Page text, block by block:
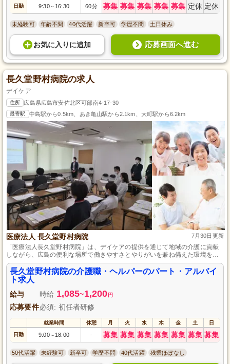
日勤 9:30～ 16:30 60分 募集 募集 募集 募集 募集 定休 定休
未経験可 年齢不問 40代活躍 新卒可 学歴不問 土日休み
お気に入り に追加 応募画面へ進む
長久堂野村病院の求人
デイケア
住所 広島県広島市安佐北区可部南4-17-30
最寄駅 中島駅から0.5km、あき亀山駅から2.1km、大町駅から6.2km
医療法人 長久堂野村病院 7月30日更新
「医療法人長久堂野村病院」は、デイケアの提供を通じて地域の介護に貢献
しながら、広島の便利な場所で働きやすさとやりがいを兼ね備えた環境を提
供しています。
長久堂野村病院の介護職・ヘルパーのパート・アルバイ
ト求人
給与 時給 1,085~1,200 円
応募要件必須: 初任者研修
就業時間 休憩 月 火 水 木 金 土 日
日勤 9:00～ 18:00 - 募集 募集 募集 募集 募集 募集 募集
50代活躍 未経験可 新卒可 学歴不問 40代活躍 残業ほぼなし